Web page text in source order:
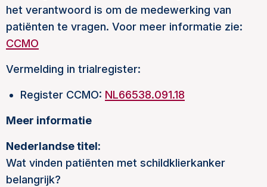
het verantwoord is om de medewerking van
patiënten te vragen. Voor meer informatie zie:
CCMO
Vermelding in trialregister:
Register CCMO: NL66538.091.18
Meer informatie
Nederlandse titel:
Wat vinden patiënten met schildklierkanker
belangrijk?